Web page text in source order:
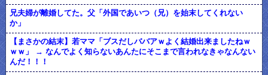
兄夫婦が離婚してた。父「外国であいつ（兄）を始末してくれない
か」
【まさかの結末】若ママ「ブスだしババアｗよく結婚出来ましたねｗ
ｗｗ」 → なんでよく知らないあんたにそこまで言われなきゃなんない
んだ！！！